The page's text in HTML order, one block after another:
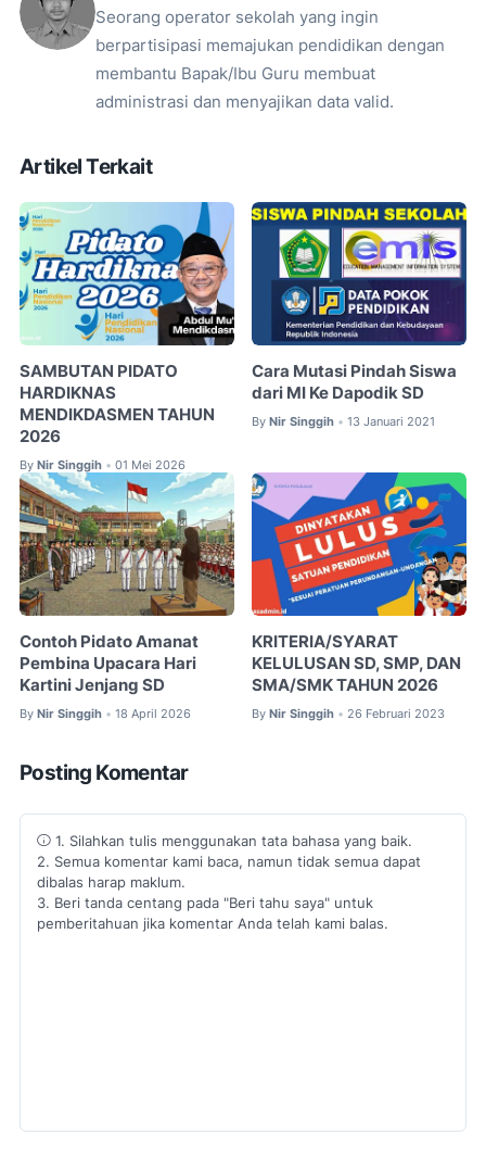
Seorang operator sekolah yang ingin
berpartisipasi memajukan pendidikan dengan
membantu Bapak/Ibu Guru membuat
administrasi dan menyajikan data valid.
Artikel Terkait
SAMBUTAN PIDATO
HARDIKNAS
MENDIKDASMEN TAHUN
2026
By Nir Singgih • 01 Mei 2026
Cara Mutasi Pindah Siswa
dari MI Ke Dapodik SD
By Nir Singgih • 13 Januari 2021
Contoh Pidato Amanat
Pembina Upacara Hari
Kartini Jenjang SD
By Nir Singgih • 18 April 2026
KRITERIA/SYARAT
KELULUSAN SD, SMP, DAN
SMA/SMK TAHUN 2026
By Nir Singgih • 26 Februari 2023
Posting Komentar
1. Silahkan tulis menggunakan tata bahasa yang baik.
2. Semua komentar kami baca, namun tidak semua dapat
dibalas harap maklum.
3. Beri tanda centang pada "Beri tahu saya" untuk
pemberitahuan jika komentar Anda telah kami balas.